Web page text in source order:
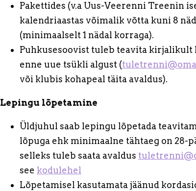
Pakettides (v.a Uus-Veerenni Treenin
kalendriaastas võimalik võtta kuni 8
(minimaalselt 1 nädal korraga).
Puhkusesoovist tuleb teavita kirjalikult
enne uue tsükli algust (
või klubis kohapeal täita avaldus).
Lepingu lõpetamine
Üldjuhul saab lepingu lõpetada
lõpuga ehk minimaalne tähtaeg on 28-
selleks tuleb saata avaldus
see kodulehel
Lõpetamisel kasutamata jäänud